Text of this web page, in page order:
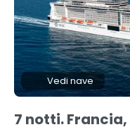
Vedi nave
7 notti.